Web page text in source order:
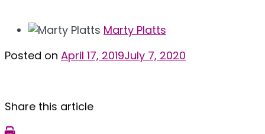
Marty Platts
Posted on April 17, 2019July 7, 2020
Share this article